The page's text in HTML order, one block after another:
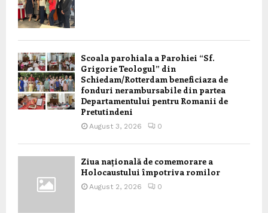
Scoala parohiala a Parohiei “Sf.
Grigorie Teologul” din
Schiedam/Rotterdam beneficiaza de
fonduri nerambursabile din partea
Departamentului pentru Romanii de
Pretutindeni
August 3, 2026 0
Ziua națională de comemorare a
Holocaustului împotriva romilor
August 2, 2026 0